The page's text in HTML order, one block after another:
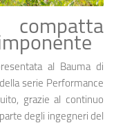
al Bauma di
serie Performance
grazie al continuo
degli ingegneri del